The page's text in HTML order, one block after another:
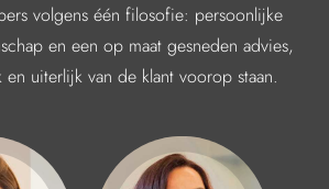
volgens één filosofie: persoonlijke
en een op maat gesneden advies,
uiterlijk van de klant voorop staan.